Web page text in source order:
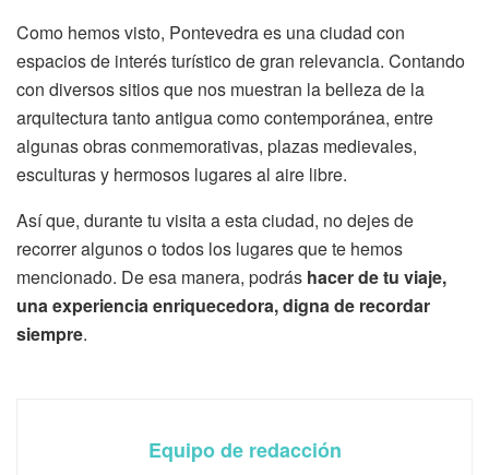
Como hemos visto, Pontevedra es una ciudad con
espacios de interés turístico de gran relevancia. Contando
con diversos sitios que nos muestran la belleza de la
arquitectura tanto antigua como contemporánea, entre
algunas obras conmemorativas, plazas medievales,
esculturas y hermosos lugares al aire libre.
Así que, durante tu visita a esta ciudad, no dejes de
recorrer algunos o todos los lugares que te hemos
mencionado. De esa manera, podrás hacer de tu viaje,
una experiencia enriquecedora, digna de recordar
siempre.
Equipo de redacción